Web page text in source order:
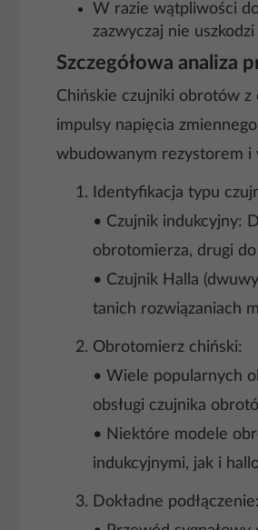
W razie wątpliwości
zazwyczaj nie
Szczegółowa analiza
Chińskie czujniki obrotów z
impulsy napięcia
wbudowanym rezystorem i
Identyfikacja typu
• Czujnik indukcyjny:
obrotomierza, drugi do
• Czujnik Halla
tanich rozwiązaniach
Obrotomierz chiński:
• Wiele popularnych
obsługi czujnika
• Niektóre modele
indukcyjnymi, jak i
Dokładne podłączenie: